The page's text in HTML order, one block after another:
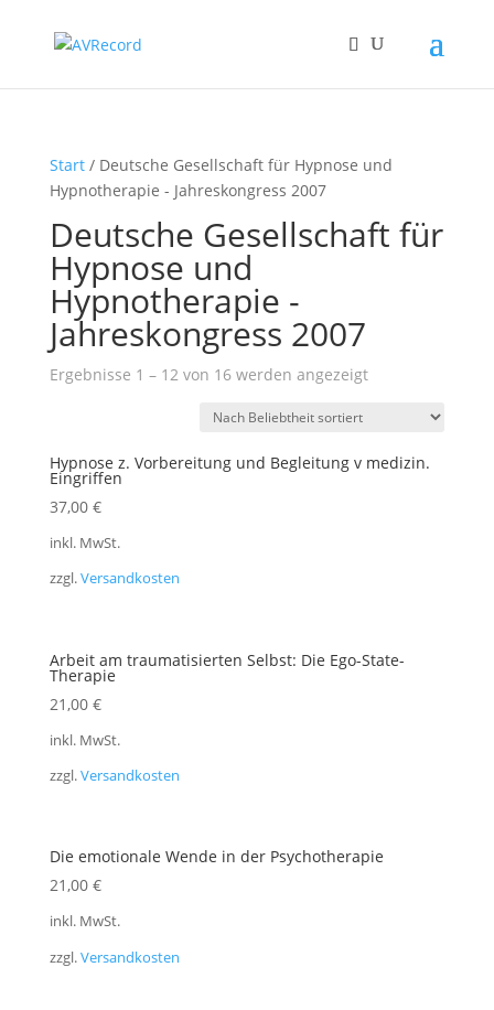
Start/ Deutsche Gesellschaft für Hypnose und
Hypnotherapie - Jahreskongress 2007
Deutsche Gesellschaft für
Hypnose und
Hypnotherapie -
Jahreskongress 2007
Ergebnisse 1 – 12 von 16 werden angezeigtNach
Hypnose z. Vorbereitung und Begleitung v medizin.
Eingriffen
37,00 €
inkl. MwSt.
zzgl.Versandkosten
Arbeit am traumatisierten Selbst: Die Ego-State-
Therapie
21,00 €
inkl. MwSt.
zzgl.Versandkosten
Die emotionale Wende in der Psychotherapie
21,00 €
inkl. MwSt.
zzgl.Versandkosten